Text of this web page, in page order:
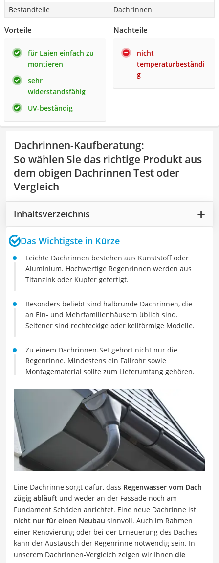
Bestandteile
Dachrinnen
Vorteile
für Laien einfach zu
montieren
sehr
widerstandsfähig
UV-beständig
Nachteile
nicht
temperaturbeständi
g
Dachrinnen-Kaufberatung:
So wählen Sie das richtige Produkt aus
dem obigen Dachrinnen Test oder
Vergleich
Inhaltsverzeichnis
Das Wichtigste in Kürze
Leichte Dachrinnen bestehen aus Kunststoff oder
Aluminium. Hochwertige Regenrinnen werden aus
Titanzink oder Kupfer gefertigt.
Besonders beliebt sind halbrunde Dachrinnen, die
an Ein- und Mehrfamilienhäusern üblich sind.
Seltener sind rechteckige oder keilförmige Modelle.
Zu einem Dachrinnen-Set gehört nicht nur die
Regenrinne. Mindestens ein Fallrohr sowie
Montagematerial sollte zum Lieferumfang gehören.
Eine Dachrinne sorgt dafür, dass Regenwasser vom Dach
zügig abläuft und weder an der Fassade noch am
Fundament Schäden anrichtet. Eine neue Dachrinne ist
nicht nur für einen Neubau sinnvoll. Auch im Rahmen
einer Renovierung oder bei der Erneuerung des Daches
kann der Austausch der Regenrinne notwendig sein. In
unserem Dachrinnen-Vergleich zeigen wir Ihnen die